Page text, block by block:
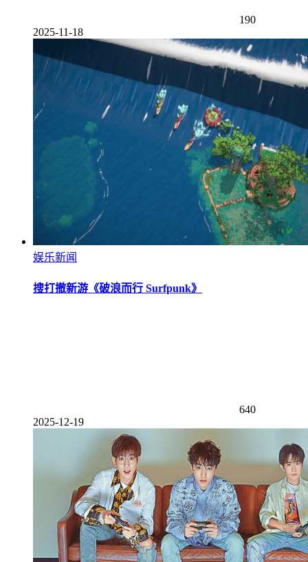
190
2025-11-18
娱乐新闻
搜打撤新游《破浪而行 Surfpunk》
640
2025-12-19